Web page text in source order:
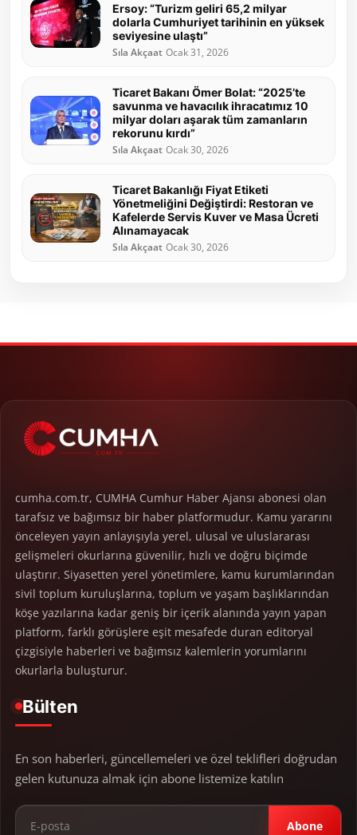
Ersoy: “Turizm geliri 65,2 milyar
dolarla Cumhuriyet tarihinin en yüksek
seviyesine ulaştı”
Sıla Akçaat Ocak 31, 2026
Ticaret Bakanı Ömer Bolat: “2025’te
savunma ve havacılık ihracatımız 10
milyar doları aşarak tüm zamanların
rekorunu kırdı”
Sıla Akçaat Ocak 30, 2026
Ticaret Bakanlığı Fiyat Etiketi
Yönetmeliğini Değiştirdi: Restoran ve
Kafelerde Servis Kuver ve Masa Ücreti
Alınamayacak
Sıla Akçaat Ocak 30, 2026
cumha.com.tr, CUMHA Cumhur Haber Ajansı abonesi olan
tarafsız ve bağımsız bir haber platformudur. Kamu yararını
önceleyen yayın anlayışıyla yerel, ulusal ve uluslararası
gelişmeleri okurlarına güvenilir, hızlı ve doğru biçimde
ulaştırır. Siyasetten yerel yönetimlere, kamu kurumlarından
sivil toplum kuruluşlarına, toplum ve yaşam başlıklarından
köşe yazılarına kadar geniş bir içerik alanında yayın yapan
platform, farklı görüşlere eşit mesafede duran editoryal
çizgisiyle haberleri ve bağımsız kalemlerin yorumlarını
okurlarla buluşturur.
Bülten
En son haberleri, güncellemeleri ve özel teklifleri doğrudan
gelen kutunuza almak için abone listemize katılın
Abone